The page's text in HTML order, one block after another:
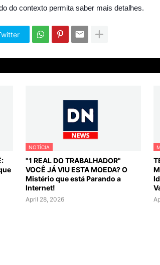
do contexto permita saber mais detalhes.
NOTÍCIA
"1 REAL DO TRABALHADOR"
VOCÊ JÁ VIU ESTA MOEDA? O
Mistério que está Parando a
Internet!
April 28, 2026